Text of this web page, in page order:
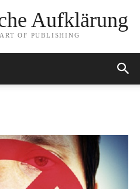
Aufklärung
OF PUBLISHING